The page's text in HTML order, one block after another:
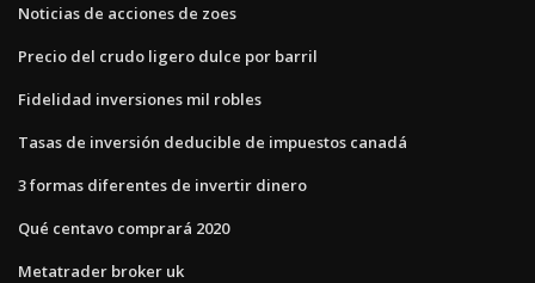
Noticias de acciones de zoes
Precio del crudo ligero dulce por barril
Fidelidad inversiones mil robles
Tasas de inversión deducible de impuestos canadá
3 formas diferentes de invertir dinero
Qué centavo comprará 2020
Metatrader broker uk